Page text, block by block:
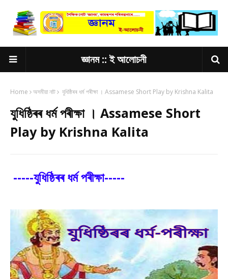
জ্ঞানম :: ই আলোচনী
Home অসমীয়া নাট যুধিষ্ঠিৰৰ ধৰ্ম পৰীক্ষা । Assamese Short Play by Krishna Kalita
যুধিষ্ঠিৰৰ ধৰ্ম পৰীক্ষা । Assamese Short
Play by Krishna Kalita
-----যুধিষ্ঠিৰৰ ধৰ্ম পৰীক্ষা-----